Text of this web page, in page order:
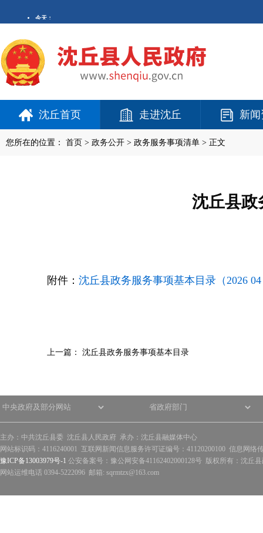
沈丘首页 走进沈丘 新
您所在的位置： 首页 > 政务公开 > 政务服务事项清单 > 正文
沈丘县政
附件： 沈丘县政务服务事项基本目录（2026
上一篇： 沈丘县政务服务事项基本目录
主办：中共沈丘县委 沈丘县人民政府 承办：沈丘县融媒体中心
网站标识码：4116240001 互联网新闻信息服务许可证编号：41120200100 信息网络
豫ICP备13003979号-1 公安备案号：豫公网安备41162402000128号 版权所有：沈丘
网站运维电话 0394-5222096 邮箱: sqrmtzx@163.com